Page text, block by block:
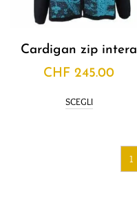
Cardigan zip intera
CHF 245.00
SCEGLI
1